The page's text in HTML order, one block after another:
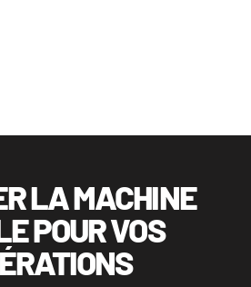
LA MACHINE
POUR VOS